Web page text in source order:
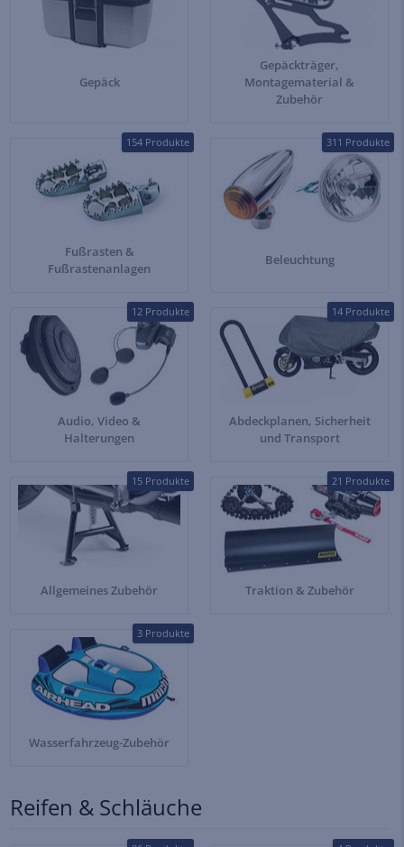
Gepäck
Gepäckträger,
Montagematerial &
Zubehör
154 Produkte
Fußrasten &
Fußrastenanlagen
311 Produkte
Beleuchtung
12 Produkte
Audio, Video &
Halterungen
14 Produkte
Abdeckplanen, Sicherheit
und Transport
15 Produkte
Allgemeines Zubehör
21 Produkte
Traktion & Zubehör
3 Produkte
Wasserfahrzeug-Zubehör
Reifen & Schläuche